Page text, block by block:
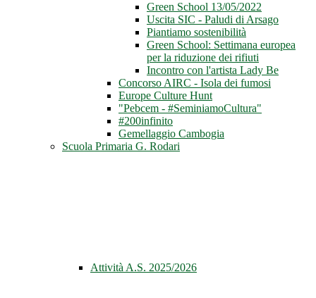
Green School 13/05/2022
Uscita SIC - Paludi di Arsago
Piantiamo sostenibilità
Green School: Settimana europea
per la riduzione dei rifiuti
Incontro con l'artista Lady Be
Concorso AIRC - Isola dei fumosi
Europe Culture Hunt
"Pebcem - #SeminiamoCultura"
#200infinito
Gemellaggio Cambogia
Scuola Primaria G. Rodari
Attività A.S. 2025/2026